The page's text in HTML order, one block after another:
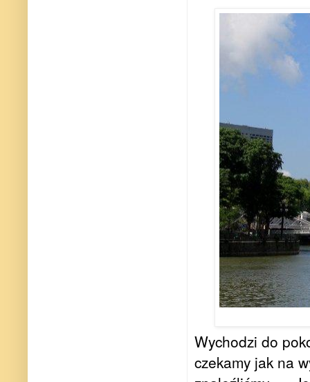
Wychodzi do
czekamy jak na